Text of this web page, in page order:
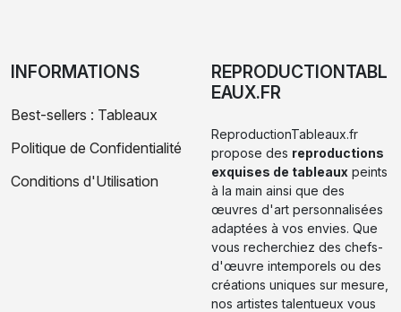
INFORMATIONS
Best-sellers : Tableaux
Politique de Confidentialité
Conditions d'Utilisation
REPRODUCTIONTABL
EAUX.FR
ReproductionTableaux.fr
propose des reproductions
exquises de tableaux peints
à la main ainsi que des
œuvres d'art personnalisées
adaptées à vos envies. Que
vous recherchiez des chefs-
d'œuvre intemporels ou des
créations uniques sur mesure,
nos artistes talentueux vous